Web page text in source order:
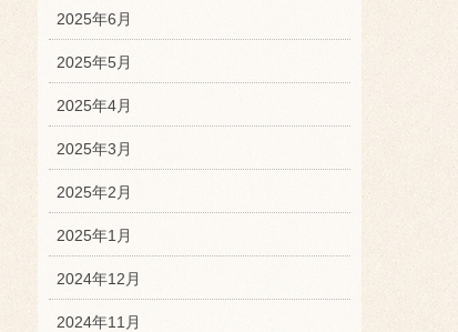
2025年6月
2025年5月
2025年4月
2025年3月
2025年2月
2025年1月
2024年12月
2024年11月